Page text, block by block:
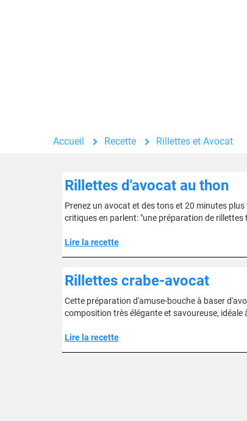
Accueil Recette Rillettes et Avocat
Rillettes d'avocat au thon
Prenez un avocat et des tons et 20 minutes
critiques en parlent: "une préparation de
Lire la recette
Rillettes crabe-avocat
Cette préparation d'amuse-bouche à baser
composition très élégante et savoureuse, idéale
Lire la recette